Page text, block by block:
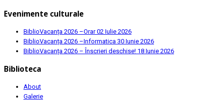
Evenimente culturale
BiblioVacanța 2026 –Orar02 Iulie 2026
BiblioVacanța 2026 –Informatica 30 Iunie 2026
BiblioVacanța 2026 – Înscrieri deschise! 18 Iunie 2026
Biblioteca
About
Galerie